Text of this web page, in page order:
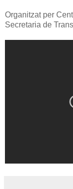
Organitzat per
Secretaria de